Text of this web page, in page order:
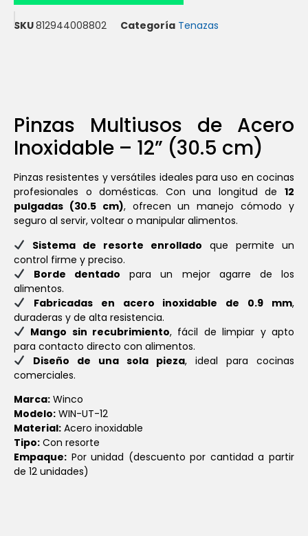
SKU812944008802 Categoría Tenazas
Pinzas Multiusos de Acero
Inoxidable – 12” (30.5 cm)
Pinzas resistentes y versátiles ideales para uso en cocinas
profesionales o domésticas. Con una longitud de 12
pulgadas (30.5 cm), ofrecen un manejo cómodo y
seguro al servir, voltear o manipular alimentos.
Sistema de resorte enrollado que permite un
control firme y preciso.
Borde dentado para un mejor agarre de los
alimentos.
Fabricadas en acero inoxidable de 0.9 mm,
duraderas y de alta resistencia.
Mango sin recubrimiento, fácil de limpiar y apto
para contacto directo con alimentos.
Diseño de una sola pieza, ideal para cocinas
comerciales.
Marca: Winco
Modelo: WIN-UT-12
Material: Acero inoxidable
Tipo: Con resorte
Empaque: Por unidad (descuento por cantidad a partir
de 12 unidades)